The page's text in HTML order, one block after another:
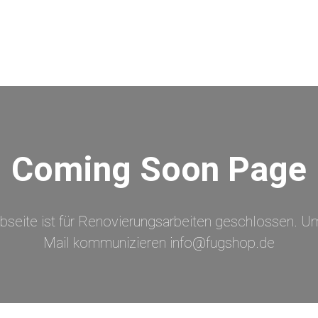
Coming Soon Page
ist für Renovierungsarbeiten geschlossen.
Mail kommunizieren info@fugshop.de